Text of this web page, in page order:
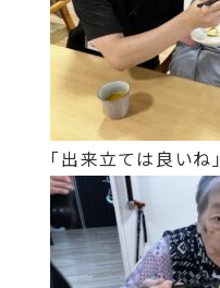
「出来立ては良いね」